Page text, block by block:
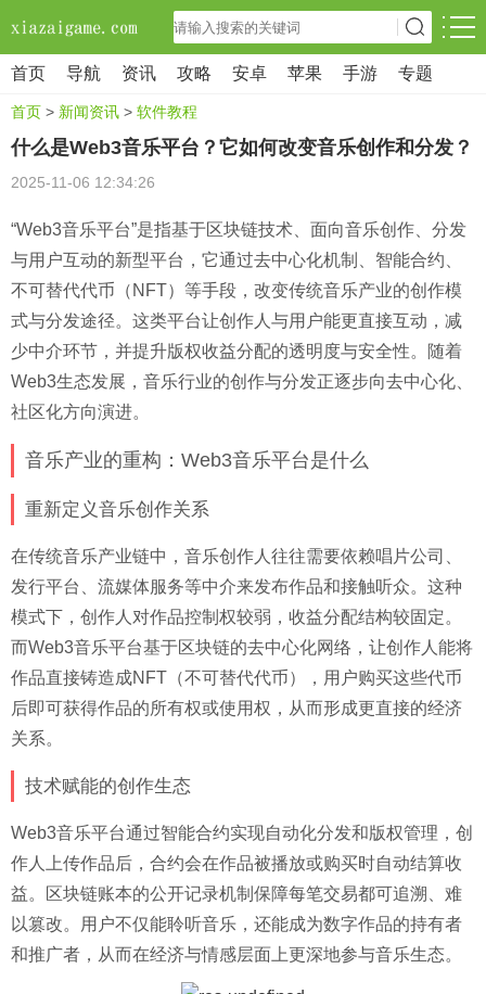
首页 导航 资讯 攻略 安卓 苹果 手游 专题
首页 > 新闻资讯 > 软件教程
什么是Web3音乐平台？它如何改变音乐创作和分发？
2025-11-06 12:34:26
“Web3音乐平台”是指基于区块链技术、面向音乐创作、分发
与用户互动的新型平台，它通过去中心化机制、智能合约、
不可替代代币（NFT）等手段，改变传统音乐产业的创作模
式与分发途径。这类平台让创作人与用户能更直接互动，减
少中介环节，并提升版权收益分配的透明度与安全性。随着
Web3生态发展，音乐行业的创作与分发正逐步向去中心化、
社区化方向演进。
音乐产业的重构：Web3音乐平台是什么
重新定义音乐创作关系
在传统音乐产业链中，音乐创作人往往需要依赖唱片公司、
发行平台、流媒体服务等中介来发布作品和接触听众。这种
模式下，创作人对作品控制权较弱，收益分配结构较固定。
而Web3音乐平台基于区块链的去中心化网络，让创作人能将
作品直接铸造成NFT（不可替代代币），用户购买这些代币
后即可获得作品的所有权或使用权，从而形成更直接的经济
关系。
技术赋能的创作生态
Web3音乐平台通过智能合约实现自动化分发和版权管理，创
作人上传作品后，合约会在作品被播放或购买时自动结算收
益。区块链账本的公开记录机制保障每笔交易都可追溯、难
以篡改。用户不仅能聆听音乐，还能成为数字作品的持有者
和推广者，从而在经济与情感层面上更深地参与音乐生态。